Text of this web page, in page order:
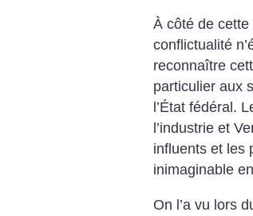
À côté de
conflictualité
reconnaître
particulier aux
l’État fédéral.
l’industrie et
influents et les
inimaginable
On l’a vu lors